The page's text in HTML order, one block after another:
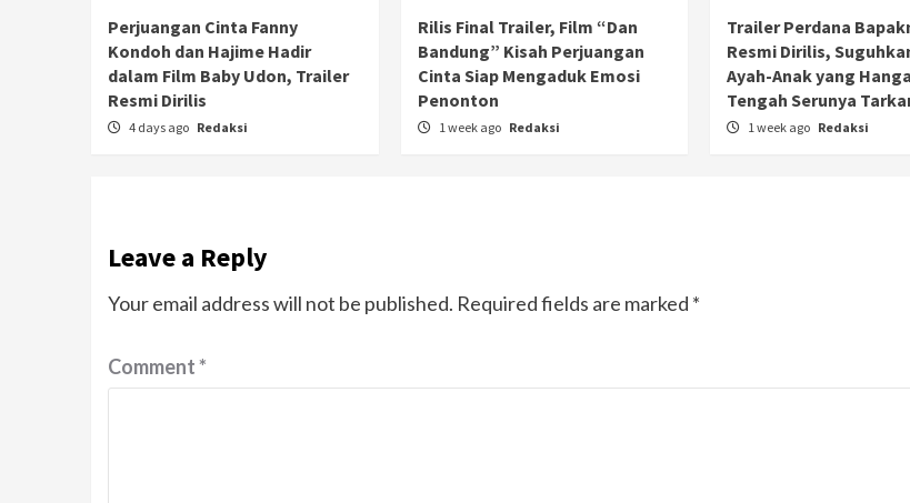
Perjuangan Cinta Fanny
Kondoh dan Hajime Hadir
dalam Film Baby Udon, Trailer
Resmi Dirilis
4 days ago Redaksi
Rilis Final Trailer, Film “Dan
Bandung” Kisah Perjuangan
Cinta Siap Mengaduk Emosi
Penonton
1 week ago Redaksi
Trailer Perdana
Resmi Dirilis,
Ayah-Anak yang
Tengah Serunya
1 week ago Redaksi
Leave a Reply
Your email address will not be published. Required fields are marked *
Comment*